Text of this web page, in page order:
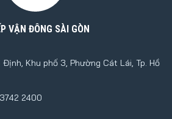
VẬN ĐÔNG SÀI GÒN
Khu phố 3, Phường Cát Lái, Tp. Hồ
2400